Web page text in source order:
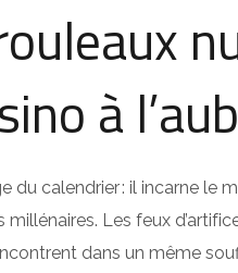
à
du calendrier : il incarne
Les feux
dans un même